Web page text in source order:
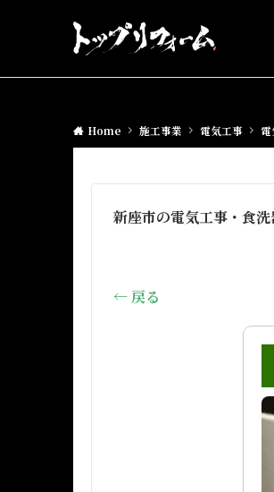
Home 施工事業 電気工事 電
新座市の電気工事・食
← 戻る